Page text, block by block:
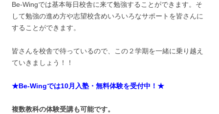
Be-Wingでは基本毎日校舎に来て勉強することができます。そ
して勉強の進め方や志望校含めいろいろなサポートを皆さんに
することができます。
皆さんを校舎で待っているので、この２学期を一緒に乗り越え
ていきましょう！！
★Be-Wingでは10月入塾・無料体験を受付中！★
複数教科の体験受講も可能です。